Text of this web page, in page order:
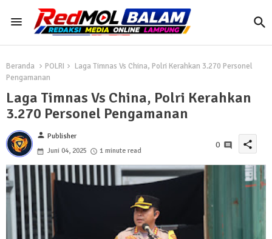
Beranda POLRI
Laga Timnas Vs China, Polri Kerahkan 3.270 Personel
Pengamanan
Laga Timnas Vs China, Polri Kerahkan
3.270 Personel Pengamanan
person Publisher
Juni 04, 2025
1 minute read
0 share